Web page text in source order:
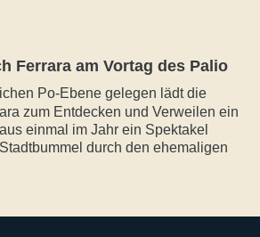
Ferrara am Vortag des Palio
Po-Ebene gelegen lädt die
zum Entdecken und Verweilen ein
einmal im Jahr ein Spektakel
durch den ehemaligen